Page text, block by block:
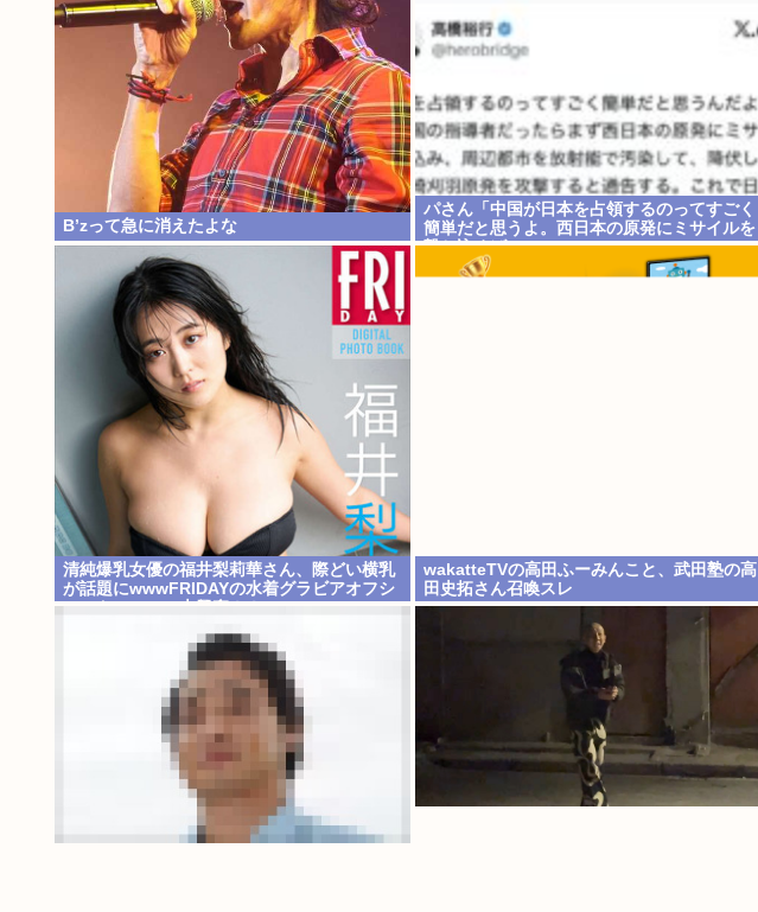
B’zって急に消えたよな
パさん「中国が日本を占領するのってすごく
簡単だと思うよ。西日本の原発にミサイルを
撃ち込めばいい」
清純爆乳女優の福井梨莉華さん、際どい横乳
が話題にwwwFRIDAYの水着グラビアオフシ
ョットにファン大興奮！！
wakatteTVの高田ふーみんこと、武田塾の高
田史拓さん召喚スレ